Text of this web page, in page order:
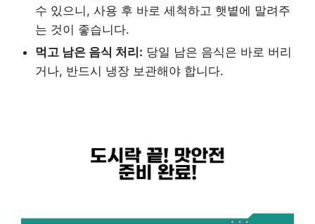
수 있으니, 사용 후 바로 세척하고 햇볕에 말려주
는 것이 좋습니다.
먹고 남은 음식 처리: 당일 남은 음식은 바로 버리
거나, 반드시 냉장 보관해야 합니다.